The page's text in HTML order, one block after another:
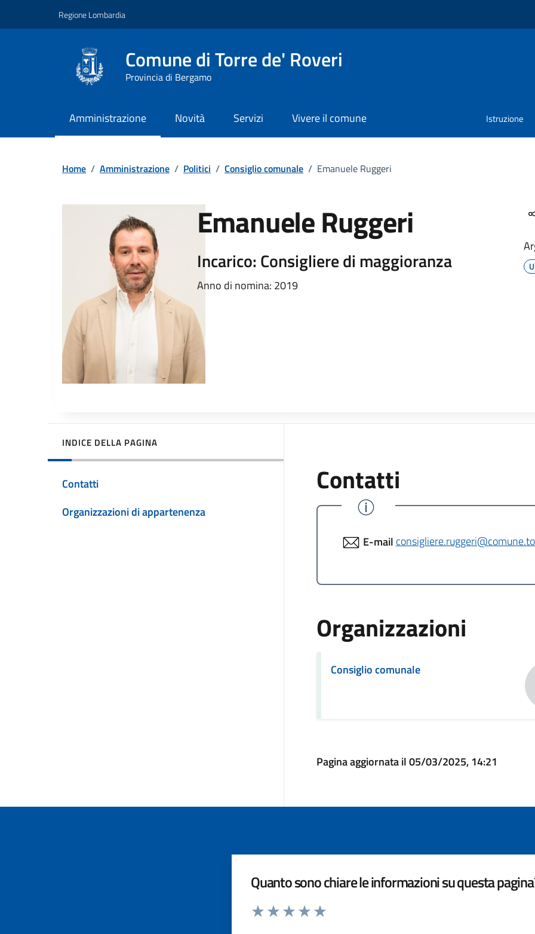
Regione Lombardia
Comune di Torre de' Roveri
Provincia di Bergamo
Amministrazione Novità Servizi Vivere il comune Istruzione
Home / Amministrazione / Politici / Consiglio comunale / Emanuele Ruggeri
Emanuele Ruggeri
Incarico: Consigliere di maggioranza
Anno di nomina: 2019
INDICE DELLA PAGINA
Contatti
Organizzazioni di appartenenza
Contatti
E-mail
Organizzazioni
Consiglio comunale
Pagina aggiornata il 05/03/2025, 14:21
Quanto sono chiare le informazioni su questa
Valuta da 1 a 5 stelle la pagina